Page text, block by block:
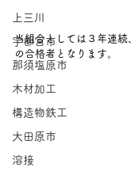
上三川
宇都宮市
那須塩原市
木材加工
構造物鉄工
大田原市
溶接
当組合としては３年連続
の合格者となります。